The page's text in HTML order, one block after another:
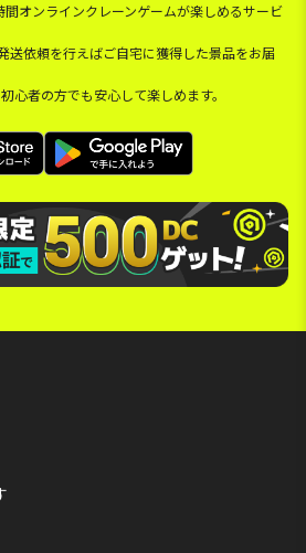
オンラインクレーンゲームが楽しめるサービ
送依頼を行えばご自宅に獲得した景品をお届
心者の方でも安心して楽しめます。